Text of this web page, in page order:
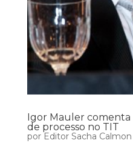
Igor Mauler comenta
de processo no TIT
por Editor Sacha Calmon